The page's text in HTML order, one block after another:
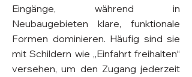
Eingänge, während in
Neubaugebieten klare, funktionale
Formen dominieren. Häufig sind sie
mit Schildern wie „Einfahrt freihalten“
versehen, um den Zugang jederzeit